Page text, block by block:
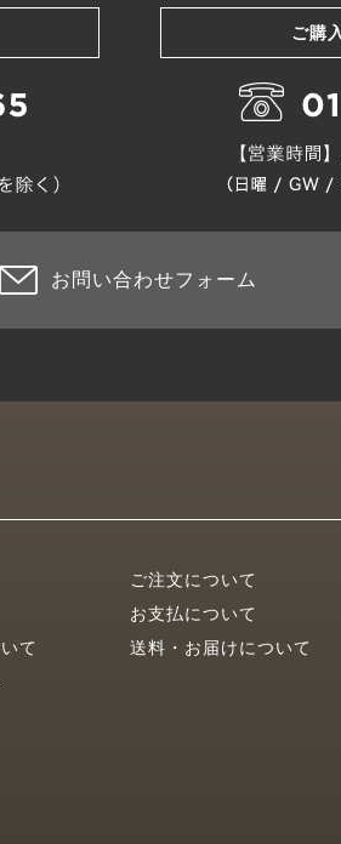
ご購
お問い合わせフォーム
て
ご注文について
お支払について
送料・お届けについて